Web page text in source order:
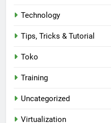
Technology
Tips, Tricks & Tutorial
Toko
Training
Uncategorized
Virtualization